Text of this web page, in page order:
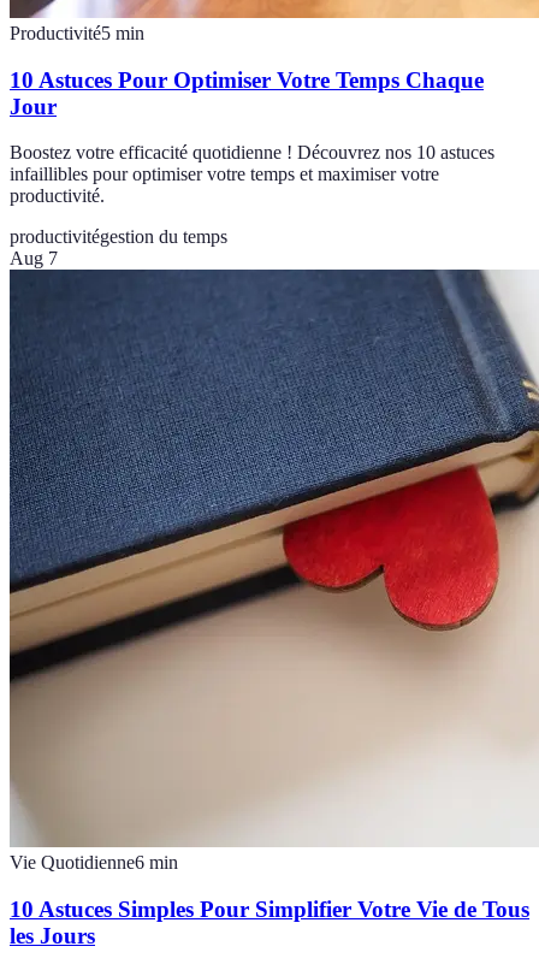
Productivité5 min
10 Astuces Pour Optimiser Votre Temps Chaque
Jour
Boostez votre efficacité quotidienne ! Découvrez nos 10 astuces
infaillibles pour optimiser votre temps et maximiser votre
productivité.
productivitégestion du temps
Aug 7
Vie Quotidienne6 min
10 Astuces Simples Pour Simplifier Votre Vie de Tous
les Jours